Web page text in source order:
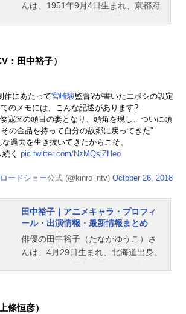
んは、1951年9月4日生まれ、京都府
：田中裕子）
作にあたって宮崎駿監督?が書いたエボシの設定
のメモには、こんな記述があります?
寇☠️の頭目の妻となり、頭角を現し、ついに頭
の金品を持って自分の故郷に戻ってきた”
な過去を生き抜いてきたからこそ、
く pic.twitter.com/NzMQsjZHeo
ードショー公式 (@kinro_ntv) October 26, 2018
田中裕子｜アニメキャラ・プロフィ
ール・出演情報・最新情報まとめ
俳優の田中裕子（たなかゆうこ）さ
んは、4月29日生まれ、北海道出身。
條恒彦）